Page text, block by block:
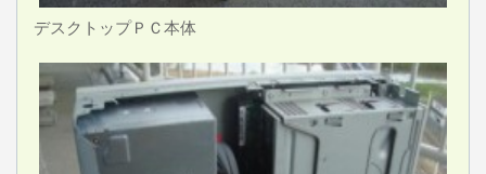
デスクトップＰＣ本体